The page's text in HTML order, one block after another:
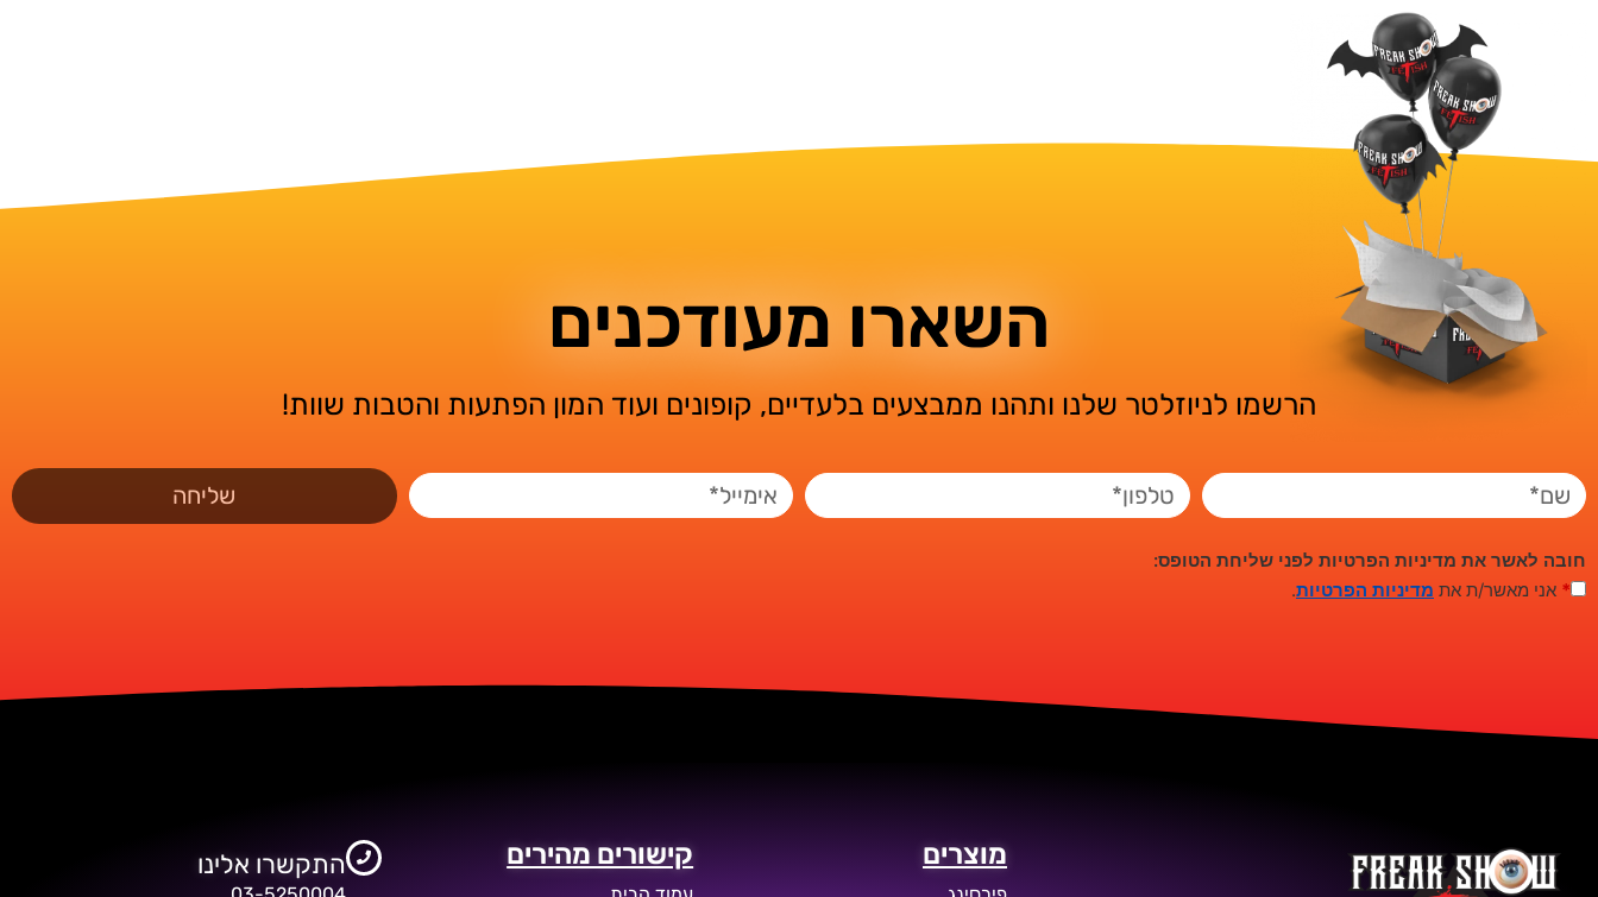
השארו מעודכנים
הרשמו לניוזלטר שלנו ותהנו ממבצעים בלעדיים, קופונים ועוד המון הפתעות והטבות שוות!
שליחה
חובה לאשר את מדיניות הפרטיות לפני שליחת הטופס:
* אני מאשר/ת את מדיניות הפרטיות.
מוצרים קישורים מהירים התקשרו אלינו